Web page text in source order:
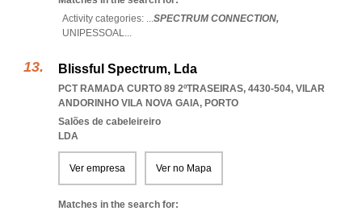
Activity categories: ...SPECTRUM CONNECTION,
UNIPESSOAL...
Blissful Spectrum, Lda
PCT RAMADA CURTO 89 2ºTRASEIRAS, 4430-504, VILAR
ANDORINHO VILA NOVA GAIA, PORTO
Salões de cabeleireiro
LDA
Ver empresa Ver no Mapa
Matches in the search for: